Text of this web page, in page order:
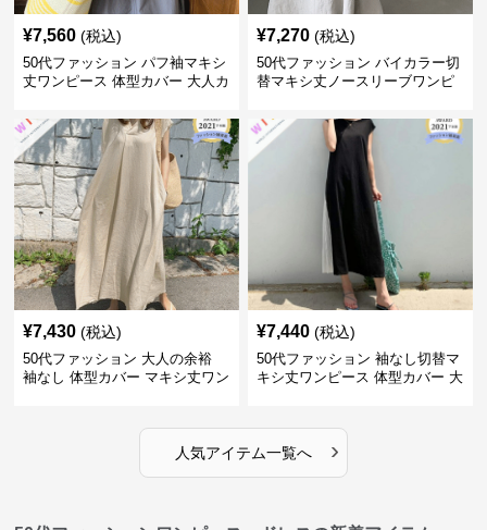
¥7,560 (税込)
50代ファッション パフ袖マキシ
丈ワンピース 体型カバー 大人カ
¥7,270 (税込)
50代ファッション バイカラー切
替マキシ丈ノースリーブワンピ
¥7,430 (税込)
50代ファッション 大人の余裕
袖なし 体型カバー マキシ丈ワン
¥7,440 (税込)
50代ファッション 袖なし切替マ
キシ丈ワンピース 体型カバー 大
人気アイテム一覧へ ›